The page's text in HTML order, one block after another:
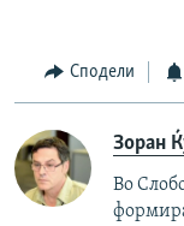
Сподели
Зоран
Во